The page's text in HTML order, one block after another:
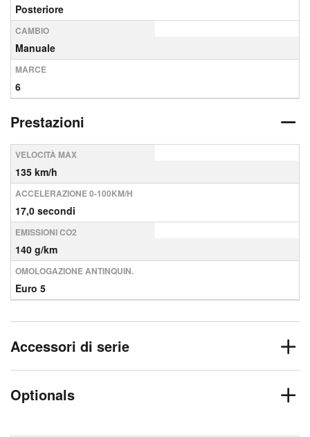
Posteriore
CAMBIO
Manuale
MARCE
6
Prestazioni
VELOCITÀ MAX
135 km/h
ACCELERAZIONE 0-100KM/H
17,0 secondi
EMISSIONI CO2
140 g/km
OMOLOGAZIONE ANTINQUIN.
Euro 5
Accessori di serie
Optionals